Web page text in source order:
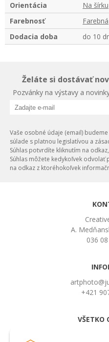
Orientácia
Na šírku
Farebnosť
Farebná
Dodacia doba
do 10
Želáte si dostávať
Pozvánky na výstavy a
Vaše osobné údaje (email)
súlade s platnou legislatívou a
Súhlas potvrdíte kliknutím na
Súhlas môžete kedykoľvek
na odkaz z ktoréhokoľvek
A.
036
+421
VŠETKO